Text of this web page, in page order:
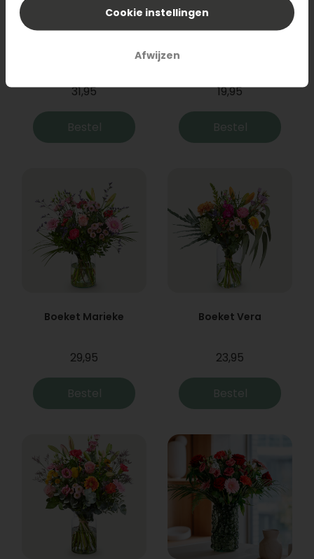
31,95
Bestel
19,95
Bestel
Boeket Marieke
29,95
Bestel
Boeket Vera
23,95
Bestel
Cookie instellingen
Afwijzen